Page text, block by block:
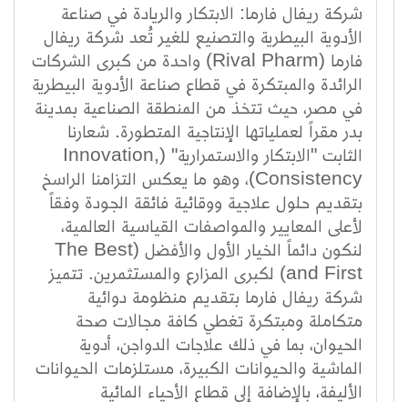
شركة ريفال فارما: الابتكار والريادة في صناعة
الأدوية البيطرية والتصنيع للغير تُعد شركة ريفال
فارما (Rival Pharm) واحدة من كبرى الشركات
الرائدة والمبتكرة في قطاع صناعة الأدوية البيطرية
في مصر، حيث تتخذ من المنطقة الصناعية بمدينة
بدر مقراً لعملياتها الإنتاجية المتطورة. شعارنا
الثابت "الابتكار والاستمرارية" (Innovation,
Consistency)، وهو ما يعكس التزامنا الراسخ
بتقديم حلول علاجية ووقائية فائقة الجودة وفقاً
لأعلى المعايير والمواصفات القياسية العالمية،
لنكون دائماً الخيار الأول والأفضل (The Best
and First) لكبرى المزارع والمستثمرين. تتميز
شركة ريفال فارما بتقديم منظومة دوائية
متكاملة ومبتكرة تغطي كافة مجالات صحة
الحيوان، بما في ذلك علاجات الدواجن، أدوية
الماشية والحيوانات الكبيرة، مستلزمات الحيوانات
الأليفة، بالإضافة إلى قطاع الأحياء المائية